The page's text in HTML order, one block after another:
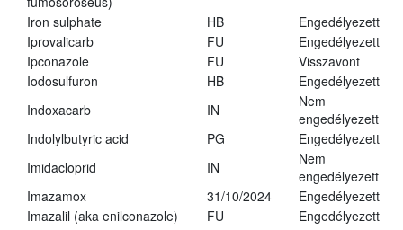
Iron sulphate HB
Engedélyezett
Iprovalicarb
FU
Engedélyezett
Ipconazole
FU
Visszavont
Iodosulfuron
HB
Engedélyezett
Indoxacarb
IN
Nem
engedélyezett
Indolylbutyric acid
PG
Engedélyezett
Imidacloprid
IN
Nem
engedélyezett
Imazamox
31/10/2024
Engedélyezett
Imazalil (aka enilconazole)
FU
Engedélyezett